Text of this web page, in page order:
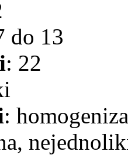
do 13
: 22
: